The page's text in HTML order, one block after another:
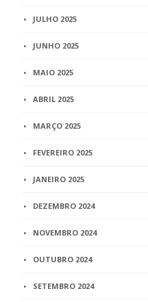
JULHO 2025
JUNHO 2025
MAIO 2025
ABRIL 2025
MARÇO 2025
FEVEREIRO 2025
JANEIRO 2025
DEZEMBRO 2024
NOVEMBRO 2024
OUTUBRO 2024
SETEMBRO 2024